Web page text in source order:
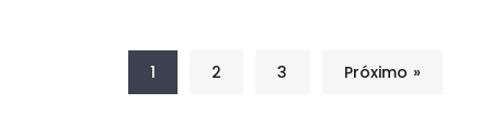
1 2 3 Próximo »